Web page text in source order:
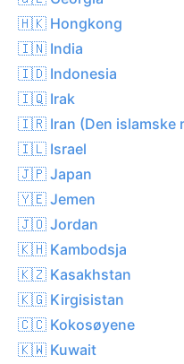
🇭🇰 Hongkong
🇮🇳 India
🇮🇩 Indonesia
🇮🇶 Irak
🇮🇷 Iran (Den islamske
🇮🇱 Israel
🇯🇵 Japan
🇾🇪 Jemen
🇯🇴 Jordan
🇰🇭 Kambodsja
🇰🇿 Kasakhstan
🇰🇬 Kirgisistan
🇨🇨 Kokosøyene
🇰🇼 Kuwait